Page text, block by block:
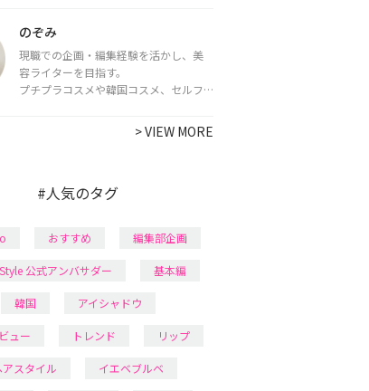
ライターとして活動中。
都内で16タイプパーソナルカラー診
断・顔タイプ診断・骨格診断によるイ
メージコンサルティングも行っていま
のぞみ
現職での企画・編集経験を活かし、美
容ライターを目指す。
プチプラコスメや韓国コスメ、セルフ
で最新情報をチェック。家事や育児の合
間に取り入れられる時短美容テクも実
>VIEW MORE
#人気のタグ
おすすめ 編集部企画
公式アンバサダー 基本編
韓国 アイシャドウ
ュー トレンド リップ
アスタイル イエベブルベ